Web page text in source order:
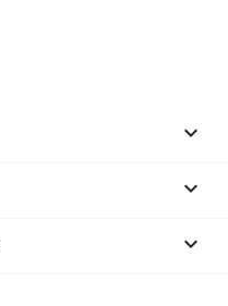


keyboard_arrow_down